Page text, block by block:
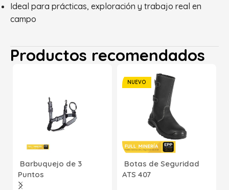
Ideal para prácticas, exploración y trabajo real en
campo
Productos recomendados
Barbuquejo de 3
Puntos
NUEVO
Botas de Seguridad
ATS 407